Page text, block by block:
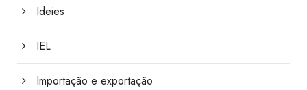
Ideies
IEL
Importação e exportação